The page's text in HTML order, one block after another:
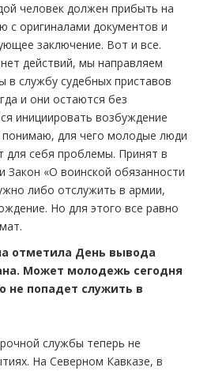
человек должен прибыть на
с оригиналами документов и
заключение. Вот и все.
действий, мы направляем
в службу судебных приставов
и они остаются без
инициировать возбуждение
понимаю, для чего молодые люди
для себя проблемы. Принят в
Закон «О воинской обязанности
либо отслужить в армии,
Но для этого все равно
отметила День вывода
Может молодежь сегодня
не попадет служить в
службы теперь не
На Северном Кавказе, в